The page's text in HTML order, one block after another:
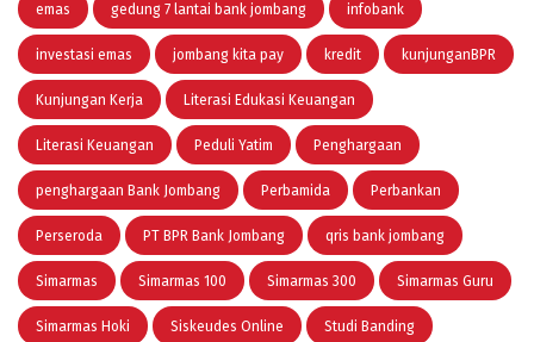
emas gedung 7 lantai bank jombang infobank
investasi emas jombang kita pay kredit kunjunganBPR
Kunjungan Kerja Literasi Edukasi Keuangan
Literasi Keuangan Peduli Yatim Penghargaan
penghargaan Bank Jombang Perbamida Perbankan
Perseroda PT BPR Bank Jombang qris bank jombang
Simarmas Simarmas 100 Simarmas 300 Simarmas Guru
Simarmas Hoki Siskeudes Online Studi Banding